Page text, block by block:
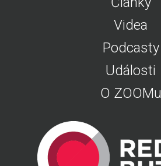
Videa
Podcasty
Události
O ZOOMu